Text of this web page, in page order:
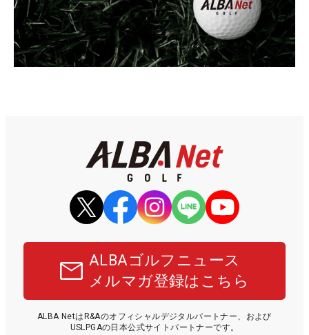
ALBAゴルフニュース
メルマガ登録はこちら
ALBA NetはR&Aのオフィシャルデジタルパートナー、および
USLPGAの日本公式サイトパートナーです。